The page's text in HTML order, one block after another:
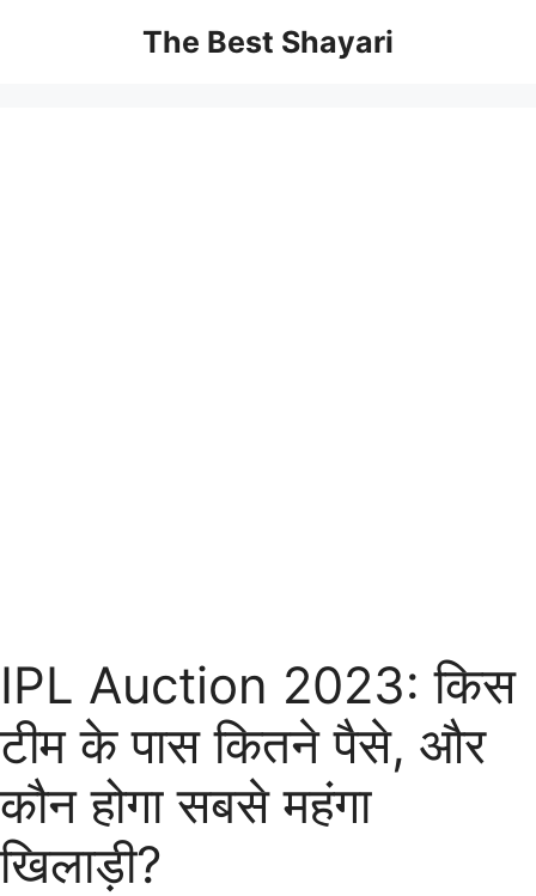
The Best Shayari
IPL Auction 2023: किस
टीम के पास कितने पैसे, और
कौन होगा सबसे महंगा
खिलाड़ी?